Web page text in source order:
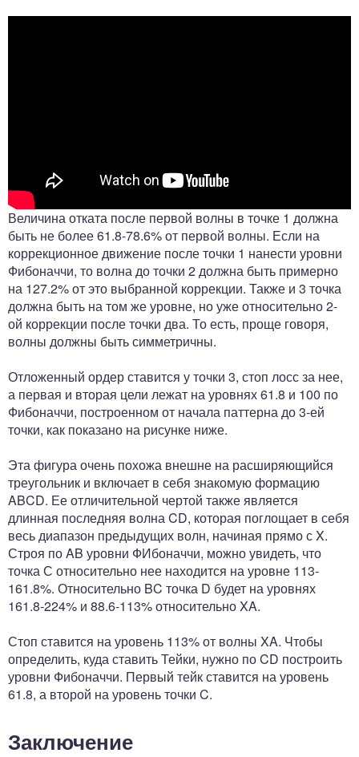
Величина отката после первой волны в точке 1 должна
быть не более 61.8-78.6% от первой волны. Если на
коррекционное движение после точки 1 нанести уровни
Фибоначчи, то волна до точки 2 должна быть примерно
на 127.2% от это выбранной коррекции. Также и 3 точка
должна быть на том же уровне, но уже относительно 2-
ой коррекции после точки два. То есть, проще говоря,
волны должны быть симметричны.
Отложенный ордер ставится у точки 3, стоп лосс за нее,
а первая и вторая цели лежат на уровнях 61.8 и 100 по
Фибоначчи, построенном от начала паттерна до 3-ей
точки, как показано на рисунке ниже.
Эта фигура очень похожа внешне на расширяющийся
треугольник и включает в себя знакомую формацию
ABCD. Ее отличительной чертой также является
длинная последняя волна CD, которая поглощает в себя
весь диапазон предыдущих волн, начиная прямо с X.
Строя по AB уровни ФИбоначчи, можно увидеть, что
точка С относительно нее находится на уровне 113-
161.8%. Относительно BC точка D будет на уровнях
161.8-224% и 88.6-113% относительно XA.
Стоп ставится на уровень 113% от волны XA. Чтобы
определить, куда ставить Тейки, нужно по CD построить
уровни Фибоначчи. Первый тейк ставится на уровень
61.8, а второй на уровень точки C.
Заключение